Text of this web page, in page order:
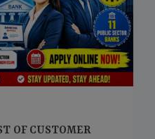
OF CUSTOMER